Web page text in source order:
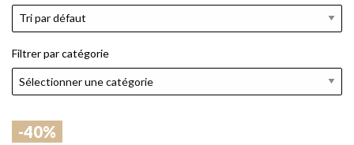
Filtrer par catégorie
-40%